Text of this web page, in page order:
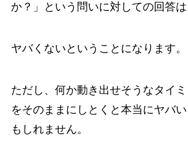
か？」
という問いに対しての回答は
ヤバくないということになります。
ただし、何か動き出せそうなタイ
をそのままにしとくと本当にヤバ
もしれません。